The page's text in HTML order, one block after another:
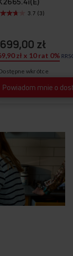
wkrótce
Powiadom mnie o
3.7 (3)
zł
zł x 10 rat 0%